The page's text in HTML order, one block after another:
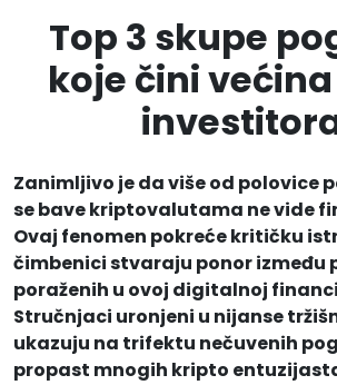
Top 3 skupe
koje čini
Zanimljivo je da više od polovice
se bave kriptovalutama ne vide
Ovaj fenomen pokreće kritičku
čimbenici stvaraju ponor između
poraženih u ovoj digitalnoj
Stručnjaci uronjeni u nijanse
ukazuju na trifektu nečuvenih
propast mnogih kripto